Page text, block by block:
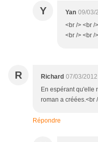
Y Yan 09/03/
<br /> <br /
<br /> <br /
R Richard 07/03/
En espérant qu'elle
roman a créées.<br
Répondre